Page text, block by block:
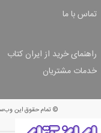
تماس با ما
راهنمای خرید از ایران کتاب
ثبت سفارش
شرایط ارسال سفارش
شیوه پرداخت
تخفیف‌های خرید
خدمات مشتریان
© تمام حقوق این